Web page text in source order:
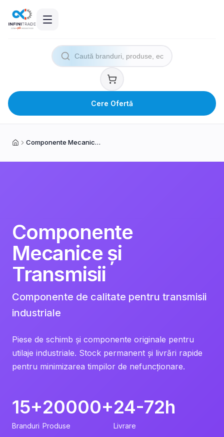
Cere Ofertă
Acasă Componente Mecanice și Transmisii
Componente
Mecanice și
Transmisii
Componente de calitate pentru transmisii
industriale
Piese de schimb și componente originale pentru
utilaje industriale. Stock permanent și livrări rapide
pentru minimizarea timpilor de nefuncționare.
15+
Branduri
20000+
Produse
24-72h
Livrare